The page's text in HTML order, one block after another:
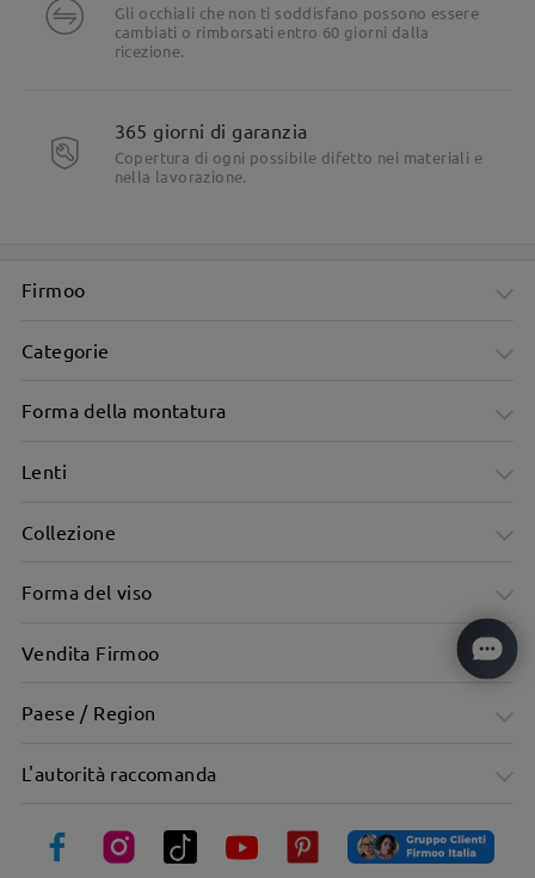
Gli occhiali che non ti soddisfano possono essere
cambiati o rimborsati entro 60 giorni dalla
ricezione.
365 giorni di garanzia
Copertura di ogni possibile difetto nei materiali e
nella lavorazione.
Firmoo
Categorie
Forma della montatura
Lenti
Collezione
Forma del viso
Vendita Firmoo
Paese / Region
L'autorità raccomanda